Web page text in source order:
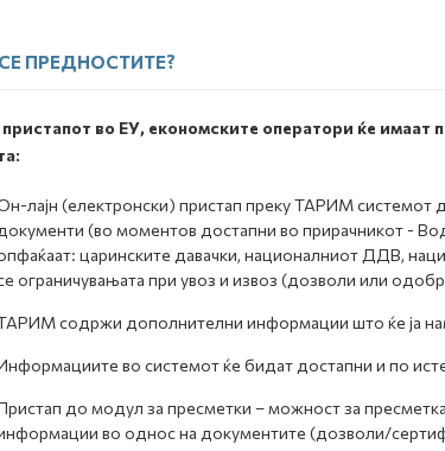
ПРЕДНОСТИТЕ?
во ЕУ, економските оператори ќе
лајн (електронски) пристап преку ТАРИМ
(во моментов достапни во прирачникот -
царинските давачки, националниот ДДВ,
ограничувањата при увоз и извоз (дозволи или
содржи дополнителни информации што ќе ја
во системот ќе бидат достапни и по
до модул за пресметки – можност за
во однос на документите (дозволи/